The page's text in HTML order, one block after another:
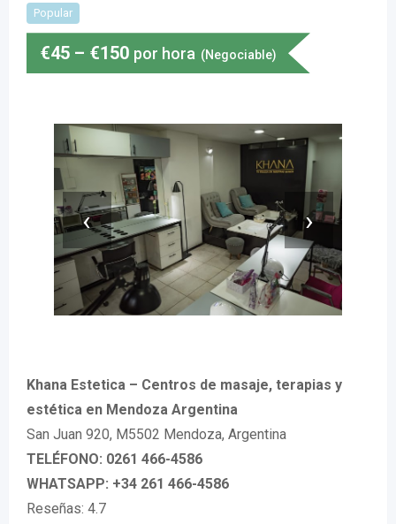
Popular
€45 – €150 por hora (Negociable)
‹ ›
Khana Estetica – Centros de masaje, terapias y
estética en Mendoza Argentina
San Juan 920, M5502 Mendoza, Argentina
TELÉFONO: 0261 466-4586
WHATSAPP: +34 261 466-4586
Reseñas: 4.7